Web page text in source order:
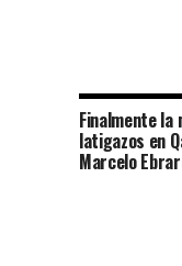
Finalmente la
latigazos en
Marcelo